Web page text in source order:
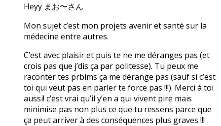
Heyy まお〜さん
Mon sujet c’est mon projets avenir et santé sur la
médecine entre autres.
C’est avec plaisir et puis te ne me déranges pas (et
crois pas que j’dis ça par politesse). Tu peux me
raconter tes prblms ça me dérange pas (sauf si c’est
toi qui veut pas en parler te force pas !!!). Merci à toi
aussi! c’est vrai qu’il y’en a qui vivent pire mais
minimise pas non plus ce que tu ressens parce que
ça peut arriver à des conséquences plus graves !!!